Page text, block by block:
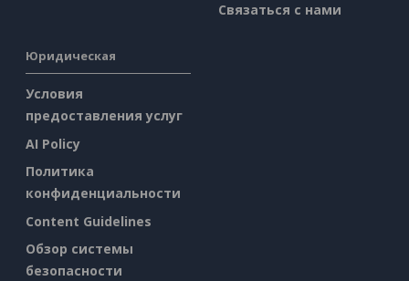
Связаться с нами
Юридическая
Условия
предоставления услуг
AI Policy
Политика
конфиденциальности
Content Guidelines
Обзор системы
безопасности